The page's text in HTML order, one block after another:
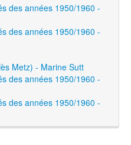
des années 1950/1960 -
des années 1950/1960 -
Metz) - Marine Sutt
des années 1950/1960 -
des années 1950/1960 -